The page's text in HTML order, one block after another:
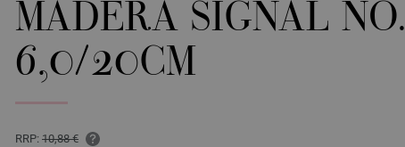
MADERA SIGNAL NO.
6,0/20CM
RRP: 10,88 €